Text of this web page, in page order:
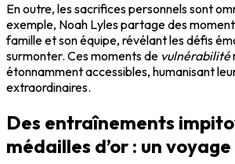
En outre, les sacrifices personnels sont
exemple, Noah Lyles partage des
famille et son équipe, révélant les défis
surmonter. Ces moments de vulnérabilité
étonnamment accessibles, humanisant
extraordinaires.
Des entraînements
médailles d’or : un